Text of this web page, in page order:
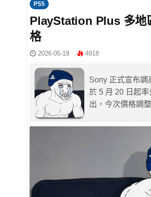
PS5
PlayStation Plus 多
格
2026-05-19 4918
Sony 正式宣布
於 5 月 20 日起
出，今次價格調